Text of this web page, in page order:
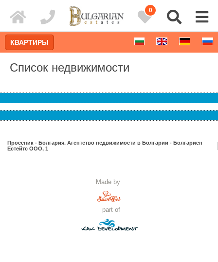
0
Расширенный поиск
КВАРТИРЫ
Список недвижимости
Просеник - Болгария. Агентство недвижимости в Болгарии - Болгариен
Естейтс ООО, 1
Made by
part of